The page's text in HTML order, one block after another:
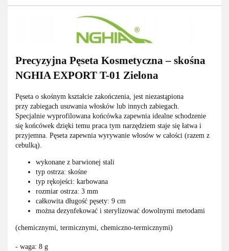
Precyzyjna Pęseta Kosmetyczna – skośna
NGHIA EXPORT T-01 Zielona
Pęseta o skośnym kształcie zakończenia, jest niezastąpiona
przy zabiegach usuwania włosków lub innych zabiegach.
Specjalnie wyprofilowana końcówka zapewnia idealne schodzenie
się końcówek dzięki temu praca tym narzędziem staje się łatwa i
przyjemna. Pęseta zapewnia wyrywanie włosów w całości (razem z
cebulką).
wykonane z barwionej stali
typ ostrza: skośne
typ rękojeści: karbowana
rozmiar ostrza: 3 mm
całkowita długość pęsety: 9 cm
można dezynfekować i sterylizować dowolnymi metodami
(chemicznymi, termicznymi, chemiczno-termicznymi)
- waga: 8 g